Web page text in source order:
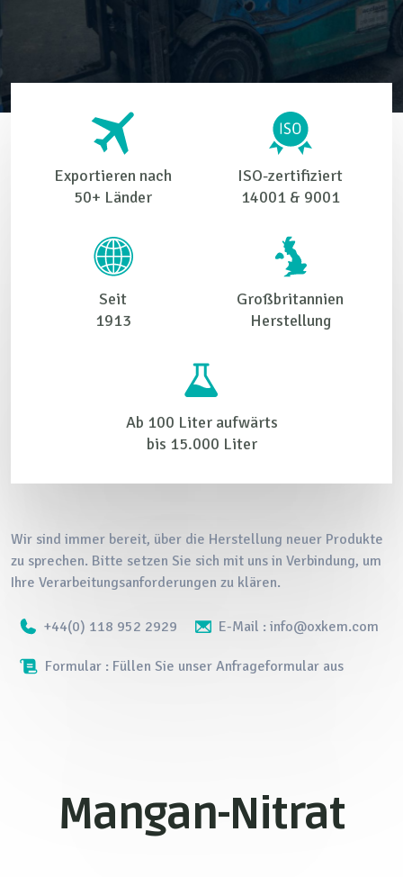
Exportieren nach
50+ Länder
ISO-zertifiziert
14001 & 9001
Seit
1913
Großbritannien
Herstellung
Ab 100 Liter aufwärts
bis 15.000 Liter
Wir sind immer bereit, über die Herstellung neuer Produkte
zu sprechen. Bitte setzen Sie sich mit uns in Verbindung, um
Ihre Verarbeitungsanforderungen zu klären.
+44(0) 118 952 2929 E-Mail : info@oxkem.com
Formular : Füllen Sie unser Anfrageformular aus
Mangan-Nitrat